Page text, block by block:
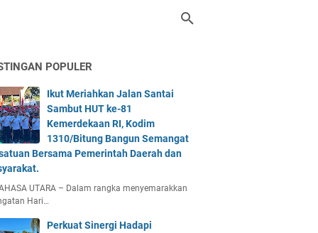
POPULER
Ikut Meriahkan Jalan Santai
Sambut HUT ke-81
Kemerdekaan RI, Kodim
1310/Bitung Bangun Semangat
Bersama Pemerintah Daerah dan
UTARA – Dalam rangka menyemarakkan
Hari…
Perkuat Sinergi Hadapi